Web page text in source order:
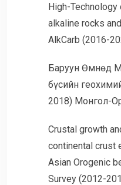
High-
alkaline rocks
AlkCarb (2016-
Баруун Өмнөд
бүсийн
2018) Монгол-
Crustal growth
continental crust
Asian Orogenic
Survey (2012-